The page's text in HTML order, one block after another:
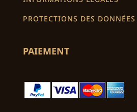
PROTECTIONS DES
PAIEMENT